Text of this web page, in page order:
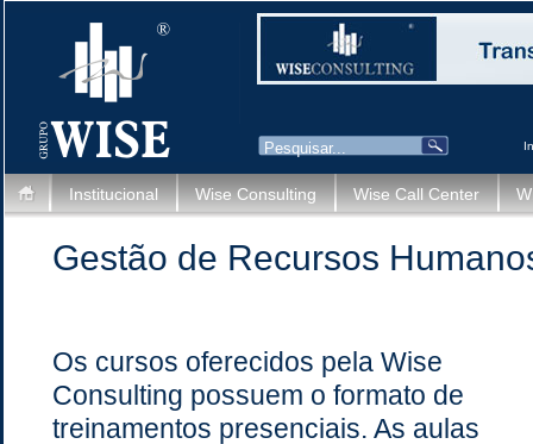
Institucional Wise Consulting Wise Call Center
Gestão de Recursos
Os cursos oferecidos pela Wise
Consulting possuem o formato de
treinamentos presenciais. As aulas